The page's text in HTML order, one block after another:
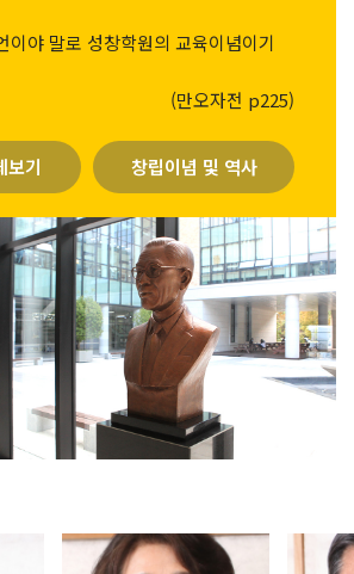
이야 말로 성창학원의 교육이념이기
(만오자전 p225)
보기 창립이념 및 역사